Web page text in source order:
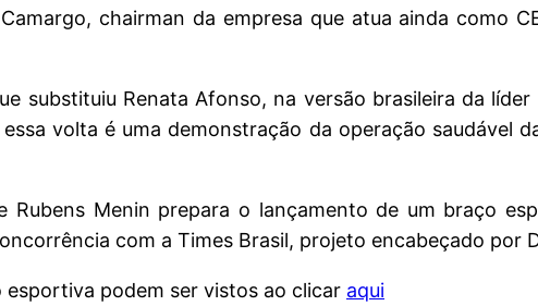
chairman da empresa que atua ainda como
substituiu Renata Afonso, na versão brasileira da
volta é uma demonstração da operação saudável
Rubens Menin prepara o lançamento de um braço
com a Times Brasil, projeto encabeçado por
esportiva podem ser vistos ao clicar aqui